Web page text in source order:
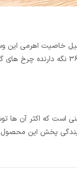
خاصیت اهرمی این
شانه های شما وارد نخواهد شد ) و سپس چرخ های
پخش این محصول